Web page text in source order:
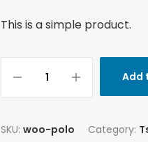
This is a simple product.
Add
SKU:woo-polo Category: